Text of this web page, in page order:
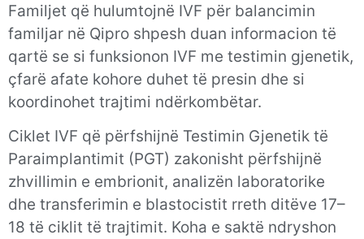
Familjet që hulumtojnë IVF për balancimin
familjar në Qipro shpesh duan informacion të
qartë se si funksionon IVF me testimin gjenetik,
çfarë afate kohore duhet të presin dhe si
koordinohet trajtimi ndërkombëtar.
Ciklet IVF që përfshijnë Testimin Gjenetik të
Paraimplantimit (PGT) zakonisht përfshijnë
zhvillimin e embrionit, analizën laboratorike
dhe transferimin e blastocistit rreth ditëve 17–
18 të ciklit të trajtimit. Koha e saktë ndryshon